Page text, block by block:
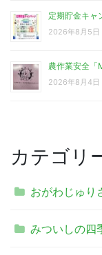
定期貯金キャ
2026年8月5日
農作業安全「
2026年8月4日
カテゴリ
おがわじゅり
みついしの四